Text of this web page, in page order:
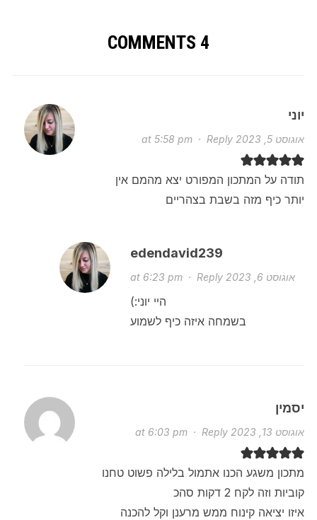
4 COMMENTS
יוני
אוגוסט 5, 2023 at 5:58 pm · Reply
תודה על המתכון המפורט יצא מהמם אין
יותר כיף מזה בשבת בצהריים
edendavid239
אוגוסט 6, 2023 at 6:23 pm · Reply
היי יוני:)
בשמחה איזה כיף לשמוע
יסמין
אוגוסט 13, 2023 at 6:03 pm · Reply
מתכון משגע הכנו אתמול בלילה פשוט טחנו
קוביות וזה לקח 2 דקות סהכ
איזו יציאה קינוח ממש מרענן וקל להכנה